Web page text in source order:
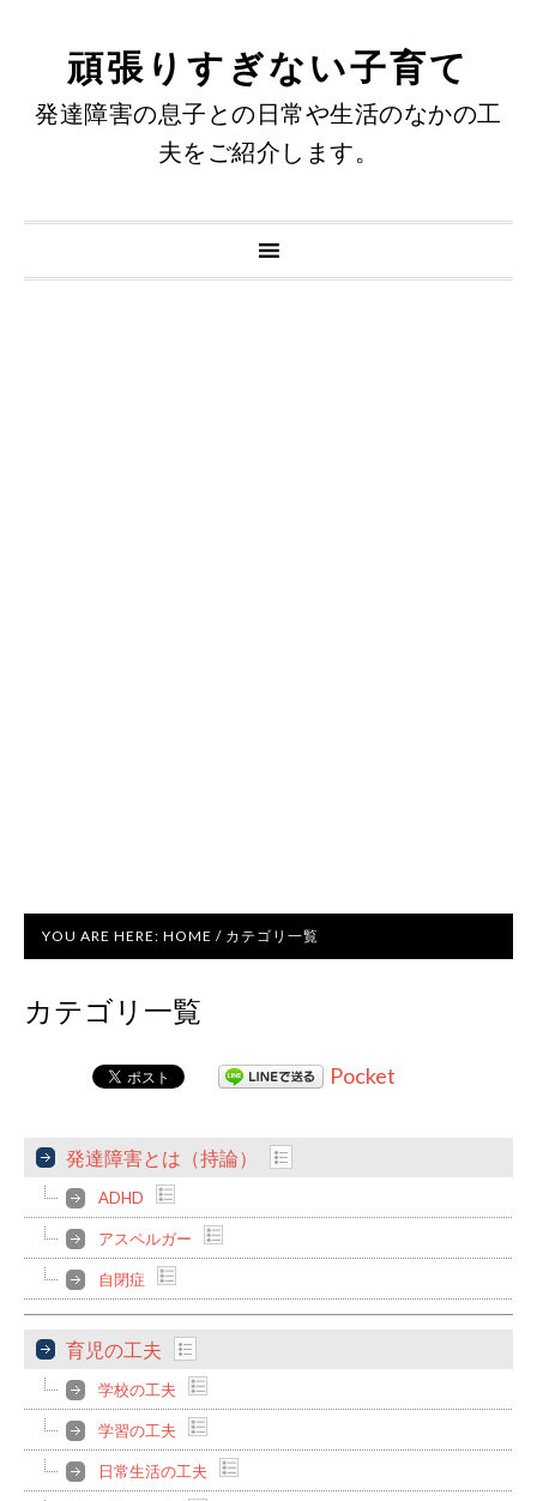
頑張りすぎない子育て
発達障害の息子との日常や生活のなかの工
夫をご紹介します。
YOU ARE HERE: HOME / カテゴリ一覧
カテゴリ一覧
Pocket
発達障害とは（持論）
ADHD
アスペルガー
自閉症
育児の工夫
学校の工夫
学習の工夫
日常生活の工夫